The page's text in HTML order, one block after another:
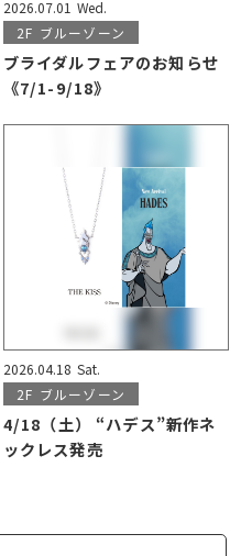
2026.07.01 Wed.
2F ブルーゾーン
ブライダルフェアのお知らせ
《7/1-9/18》
2026.04.18 Sat.
2F ブルーゾーン
4/18（土） “ハデス”新作ネ
ックレス発売